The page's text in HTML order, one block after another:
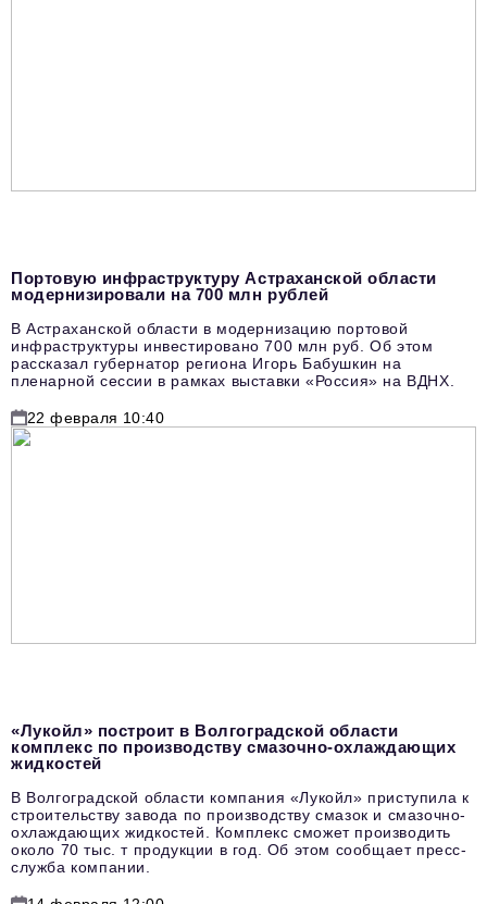
Портовую инфраструктуру Астраханской области
модернизировали на 700 млн рублей
В Астраханской области в модернизацию портовой
инфраструктуры инвестировано 700 млн руб. Об этом
рассказал губернатор региона Игорь Бабушкин на
пленарной сессии в рамках выставки «Россия» на ВДНХ.
22 февраля 10:40
«Лукойл» построит в Волгоградской области
комплекс по производству смазочно-охлаждающих
жидкостей
В Волгоградской области компания «Лукойл» приступила к
строительству завода по производству смазок и смазочно-
охлаждающих жидкостей. Комплекс сможет производить
около 70 тыс. т продукции в год. Об этом сообщает пресс-
служба компании.